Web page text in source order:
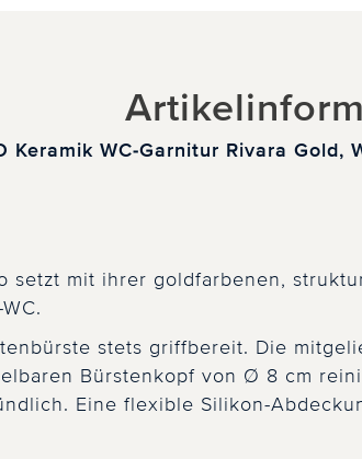
Keramik WC-Garnitur Rivara Gold,
setzt mit ihrer goldfarbenen,
stets griffbereit. Die
Bürstenkopf von Ø 8 cm
Eine flexible Silikon-